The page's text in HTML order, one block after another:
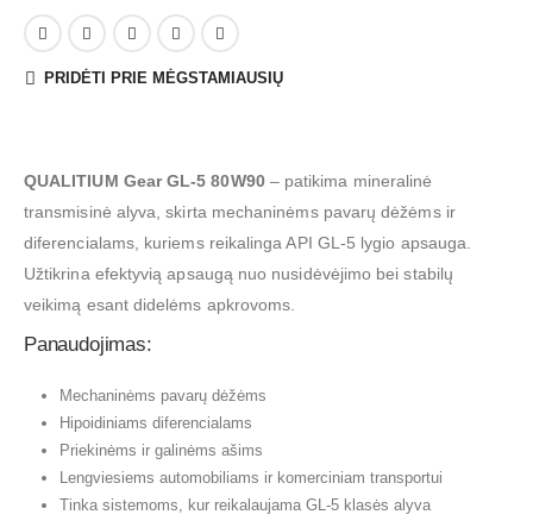
PRIDĖTI PRIE MĖGSTAMIAUSIŲ
QUALITIUM Gear GL-5 80W90– patikima mineralinė
transmisinė alyva, skirta mechaninėms pavarų dėžėms ir
diferencialams, kuriems reikalinga API GL-5 lygio apsauga.
Užtikrina efektyvią apsaugą nuo nusidėvėjimo bei stabilų
veikimą esant didelėms apkrovoms.
Panaudojimas:
Mechaninėms pavarų dėžėms
Hipoidiniams diferencialams
Priekinėms ir galinėms ašims
Lengviesiems automobiliams ir komerciniam transportui
Tinka sistemoms, kur reikalaujama GL-5 klasės alyva